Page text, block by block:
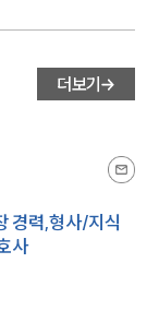
더보기
경력,형사/지식
사